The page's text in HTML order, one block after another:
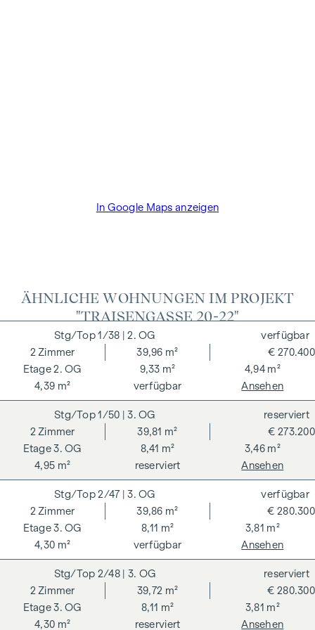
In Google Maps anzeigen
ÄHNLICHE WOHNUNGEN IM PROJEKT
"TRAISENGASSE 20-22"
1/38 | 2. OG
2. OG
2Zimmer
39,96 m²
9,33 m²
4,94 m²
4,39 m²
€ 270.400
verfügbar
verfügbar
Ansehen
1/50 | 3. OG
3. OG
2Zimmer
39,81 m²
8,41 m²
3,46 m²
4,95 m²
€ 273.200
reserviert
reserviert
Ansehen
2/47 | 3. OG
3. OG
2Zimmer
39,86 m²
8,11 m²
3,81 m²
4,30 m²
€ 280.300
verfügbar
verfügbar
Ansehen
2/48 | 3. OG
3. OG
2Zimmer
39,72 m²
8,11 m²
3,81 m²
4,30 m²
€ 280.300
reserviert
reserviert
Ansehen